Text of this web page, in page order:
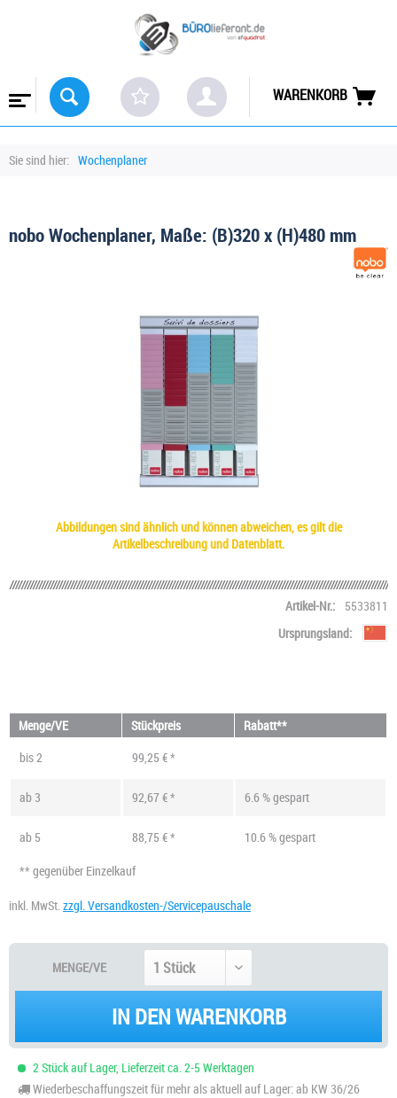
WARENKORB
Sie sind hier: Wochenplaner
nobo Wochenplaner, Maße: (B)320 x (H)480 mm
Abbildungen sind ähnlich und können abweichen, es gilt die
Artikelbeschreibung und Datenblatt.
Artikel-Nr.:
5533811
Ursprungsland:
Menge/VE Stückpreis
Rabatt**
bis2 99,25 € *
ab 3 92,67 € * 6.6 % gespart
ab 5 88,75 € *
10.6 % gespart
** gegenüber Einzelkauf
inkl. MwSt. zzgl. Versandkosten-/Servicepauschale
MENGE/VE
IN DEN WARENKORB
2 Stück auf Lager, Lieferzeit ca. 2-5 Werktagen
Wiederbeschaffungszeit für mehr als aktuell auf Lager: ab KW 36/26